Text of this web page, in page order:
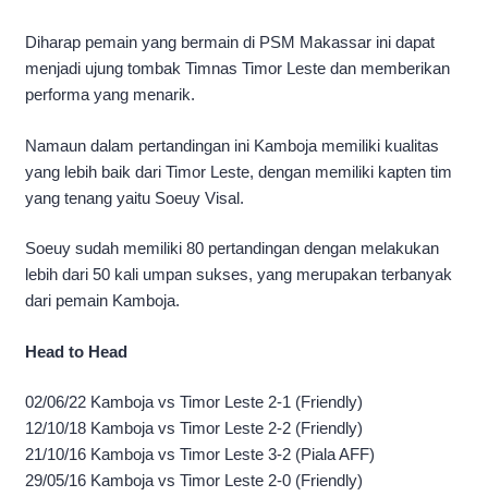
Diharap pemain yang bermain di PSM Makassar ini dapat
menjadi ujung tombak Timnas Timor Leste dan memberikan
performa yang menarik.
Namaun dalam pertandingan ini Kamboja memiliki kualitas
yang lebih baik dari Timor Leste, dengan memiliki kapten tim
yang tenang yaitu Soeuy Visal.
Soeuy sudah memiliki 80 pertandingan dengan melakukan
lebih dari 50 kali umpan sukses, yang merupakan terbanyak
dari pemain Kamboja.
Head to Head
02/06/22 Kamboja vs Timor Leste 2-1 (Friendly)
12/10/18 Kamboja vs Timor Leste 2-2 (Friendly)
21/10/16 Kamboja vs Timor Leste 3-2 (Piala AFF)
29/05/16 Kamboja vs Timor Leste 2-0 (Friendly)